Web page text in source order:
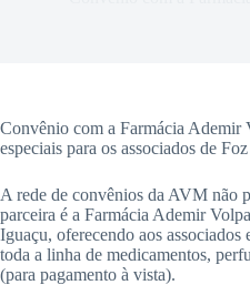
Convênio com a Farmácia Ademir
especiais para os associados de Foz
A rede de convênios da AVM não
parceira é a Farmácia Ademir
Iguaçu, oferecendo aos associados
toda a linha de medicamentos,
(para pagamento à vista).